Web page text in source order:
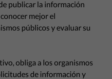
publicar la información
mejor el
públicos y evaluar su
obliga a los organismos
de información y